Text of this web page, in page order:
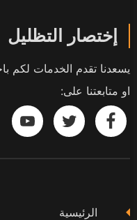
إختصار التظليل
يسعدنا تقدم الخدمات لكم
او متابعتنا على:
تابعنا
فيسبوك
تابعنا تابعنا
الرئيسية